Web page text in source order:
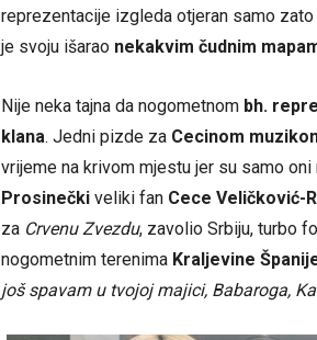
reprezentacije izgleda otjeran samo
je svoju išarao nekakvim čudnim
Nije neka tajna da nogometnom bh.
klana. Jedni pizde za Cecinom
vrijeme na krivom mjestu jer su samo
Prosinečki veliki fan Cece Veličković-
za Crvenu Zvezdu, zavolio Srbiju, turbo
nogometnim terenima Kraljevine
još spavam u tvojoj majici, Babaroga,